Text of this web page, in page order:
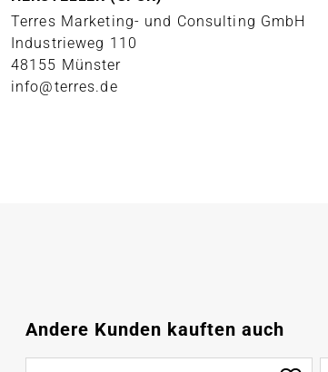
Terres Marketing- und Consulting GmbH
Industrieweg 110
48155 Münster
info@terres.de
Produktgalerie überspringen
Andere Kunden kauften auch